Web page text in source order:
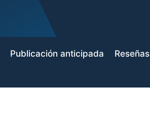
Publicación anticipada Reseñas